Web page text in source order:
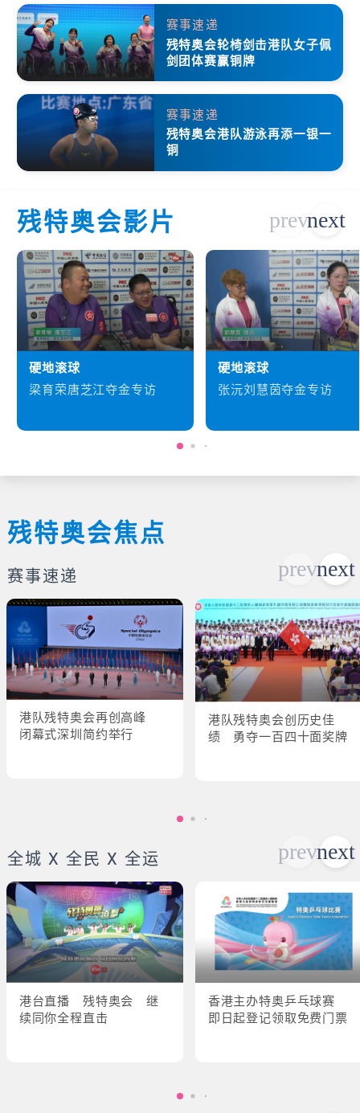
赛事速递
残特奥会轮椅剑击港队女子佩
剑团体赛赢铜牌
赛事速递
残特奥会港队游泳再添一银一
铜
残特奥会影片
硬地滚球
梁育荣唐芝江夺金专访
硬地滚球
张沅刘慧茵夺金专访
残特奥会焦点
赛事速递
港队残特奥会再创高峰
闭幕式深圳简约举行
港队残特奥会创历史佳
绩 勇夺一百四十面奖牌
全城 X 全民 X 全运
港台直播 残特奥会 继
续同你全程直击
香港主办特奥乒乓球赛
即日起登记领取免费门票